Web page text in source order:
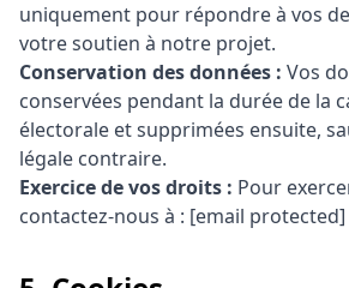
uniquement pour répondre à vos
votre soutien à notre projet.
Conservation des données : Vos
conservées pendant la durée de la
électorale et supprimées ensuite,
légale contraire.
Exercice de vos droits : Pour
contactez-nous à : [email protected]